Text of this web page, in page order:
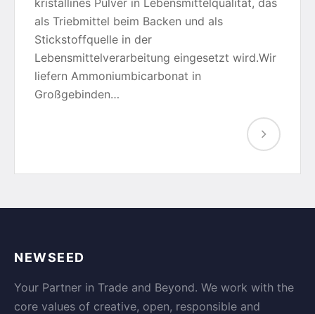
kristallines Pulver in Lebensmittelqualität, das
als Triebmittel beim Backen und als
Stickstoffquelle in der
Lebensmittelverarbeitung eingesetzt wird.Wir
liefern Ammoniumbicarbonat in
Großgebinden…
NEWSEED
Your Partner in Trade and Beyond. We work with the
core values of creative, open, responsible and